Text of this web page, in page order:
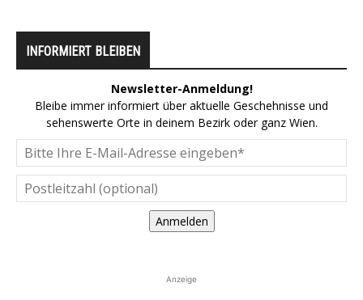
INFORMIERT BLEIBEN
Newsletter-Anmeldung!
Bleibe immer informiert über aktuelle Geschehnisse und
sehenswerte Orte in deinem Bezirk oder ganz Wien.
Anmelden
Anzeige